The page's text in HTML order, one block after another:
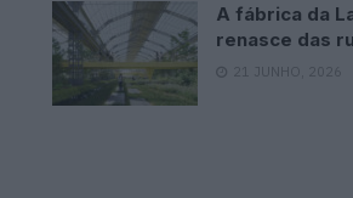
A fábrica da
renasce das
21 JUNHO, 2026